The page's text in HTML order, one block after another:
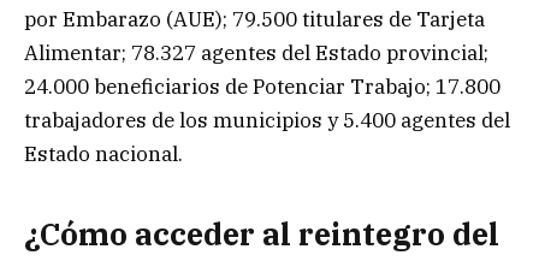
por Embarazo (AUE); 79.500 titulares de Tarjeta
Alimentar; 78.327 agentes del Estado provincial;
24.000 beneficiarios de Potenciar Trabajo; 17.800
trabajadores de los municipios y 5.400 agentes del
Estado nacional.
¿Cómo acceder al reintegro del